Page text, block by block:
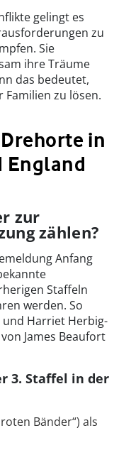
gelingt es
zu
Sie
ihre Träume
das bedeutet,
zu lösen.
in
England
zur
zählen?
Anfang
Staffeln
werden. So
Harriet Herbig-
James Beaufort
3. Staffel in der
Bänder“) als